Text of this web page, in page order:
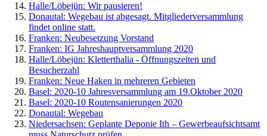
Halle/Löbejün: Wir pausieren!
Donautal: Wegebau ist abgesagt. Mitgliederversammlung
findet online statt.
Franken: Neubesetzung Vorstand
Franken: IG Jahreshauptversammlung 2020
Halle/Löbejün: Kletterthalia - Öffnungszeiten und
Besucherzahl
Franken: Neue Haken in mehreren Gebieten
Basel: 2020-10 Jahresversammlung am 19.Oktober 2020
Basel: 2020-10 Routensanierungen 2020
Donautal: Wegebau
Niedersachsen: Geplante Deponie Ith – Gewerbeaufsichtsamt